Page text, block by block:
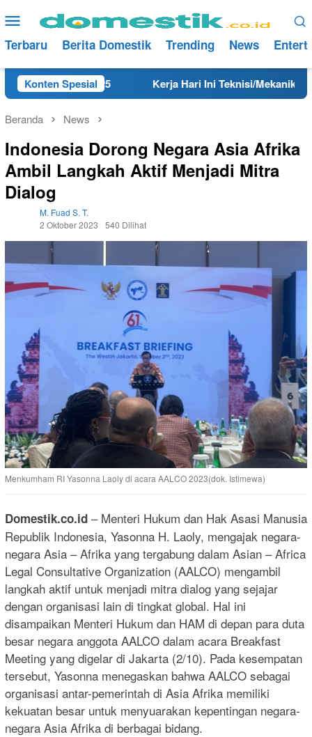
ke
konten
Menu
Mobile
Terbaru Berita Domestik Trending News
Konten Spesial
Tahun 2025 Kerja Hari Ini Teknisi/Mekanik DAMRI
Beranda News
Indonesia Dorong Negara Asia Afrika
Ambil Langkah Aktif Menjadi Mitra
Dialog
M. Fuad S. T.
2 Oktober 2023
540 Dilihat
Menkumham RI Yasonna Laoly di acara AALCO 2023(dok. Istimewa)
Domestik.co.id – Menteri Hukum dan Hak Asasi Manusia
Republik Indonesia, Yasonna H. Laoly, mengajak negara-
negara Asia – Afrika yang tergabung dalam Asian – Africa
Legal Consultative Organization (AALCO) mengambil
langkah aktif untuk menjadi mitra dialog yang sejajar
dengan organisasi lain di tingkat global. Hal ini
disampaikan Menteri Hukum dan HAM di depan para duta
besar negara anggota AALCO dalam acara Breakfast
Meeting yang digelar di Jakarta (2/10). Pada kesempatan
tersebut, Yasonna menegaskan bahwa AALCO sebagai
organisasi antar-pemerintah di Asia Afrika memiliki
kekuatan besar untuk menyuarakan kepentingan negara-
negara Asia Afrika di berbagai bidang.